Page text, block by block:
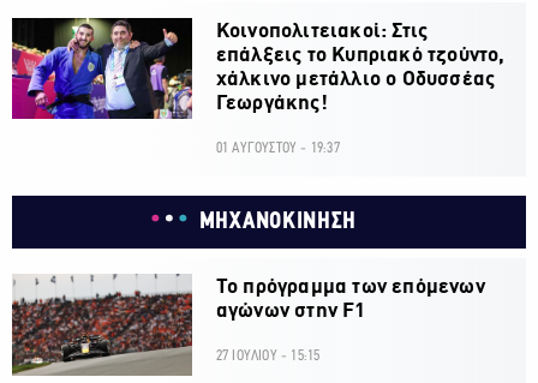
Κοινοπολιτειακοί: Στις
επάλξεις το Κυπριακό τζούντο,
χάλκινο μετάλλιο ο Οδυσσέας
Γεωργάκης!
01 ΑΥΓΟΥΣΤΟΥ - 19:37
ΜΗΧΑΝΟΚΙΝΗΣΗ
Το πρόγραμμα των επόμενων
αγώνων στην F1
27 ΙΟΥΛΙΟΥ - 15:15